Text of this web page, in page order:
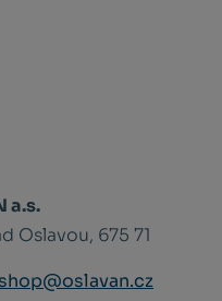
a.s.
Oslavou, 675 71